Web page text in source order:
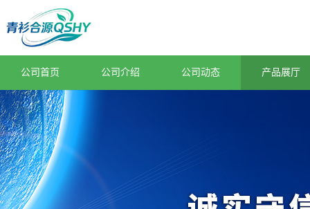
公司首页 公司介绍 公司动态 产品展厅